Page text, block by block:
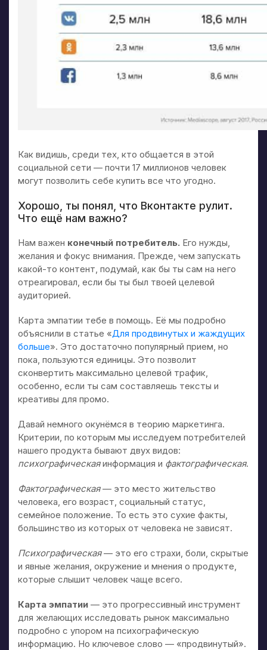
Как видишь, среди тех, кто общается в этой
социальной сети — почти 17 миллионов человек
могут позволить себе купить все что угодно.
Хорошо, ты понял, что Вконтакте рулит.
Что ещё нам важно?
Нам важен конечный потребитель. Его нужды,
желания и фокус внимания. Прежде, чем запускать
какой-то контент, подумай, как бы ты сам на него
отреагировал, если бы ты был твоей целевой
аудиторией.
Карта эмпатии тебе в помощь. Её мы подробно
объяснили в статье «Для продвинутых и жаждущих
больше». Это достаточно популярный прием, но
пока, пользуются единицы. Это позволит
сконвертить максимально целевой трафик,
особенно, если ты сам составляешь тексты и
креативы для промо.
Давай немного окунёмся в теорию маркетинга.
Критерии, по которым мы исследуем потребителей
нашего продукта бывают двух видов:
психографическаяинформация и фактографическая.
Фактографическая— это место жительство
человека, его возраст, социальный статус,
семейное положение. То есть это сухие факты,
большинство из которых от человека не зависят.
Психографическая— это его страхи, боли, скрытые
и явные желания, окружение и мнения о продукте,
которые слышит человек чаще всего.
Карта эмпатии — это прогрессивный инструмент
для желающих исследовать рынок максимально
подробно с упором на психографическую
информацию. Но ключевое слово — «продвинутый».